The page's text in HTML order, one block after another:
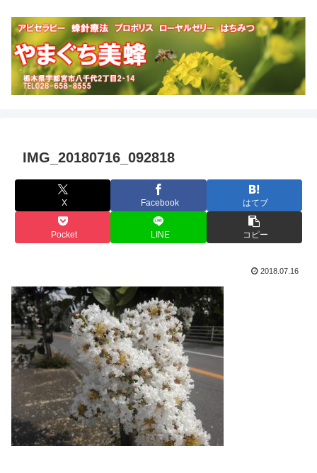
IMG_20180716_092818
X Facebook はてブ
Pocket LINE コピー
2018.07.16